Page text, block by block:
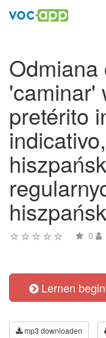
'caminar'
pretérito
0
Lernen
mp3 downloaden